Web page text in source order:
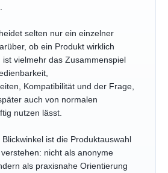
selten nur ein einzelner
ob ein Produkt wirklich
ist vielmehr das Zusammenspiel
Kompatibilität und der Frage,
auch von normalen
nutzen lässt.
ist die Produktauswahl
nicht als anonyme
als praxisnahe Orientierung